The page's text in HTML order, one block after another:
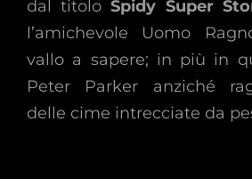
dal titoloSpidy Super
l’amichevole Uomo
vallo a sapere; in più in
Peter Parker anziché
delle cime intrecciate da